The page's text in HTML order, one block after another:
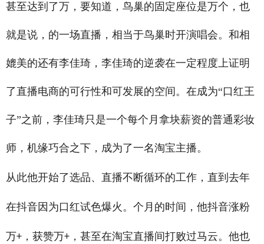
甚至达到了万，要知道，鸟巢的固定座位是万个，也
就是说，的一场直播，相当于鸟巢时开演唱会。和相
媲美的还有李佳琦，李佳琦的逆袭在一定程度上证明
了直播电商的可行性和可发展的空间。在成为“口红王
子”之前，李佳琦只是一个每个月拿块薪资的普通彩妆
师，机缘巧合之下，成为了一名淘宝主播。
从此他开始了选品、直播不断循环的工作，直到去年
在抖音因为口红试色爆火。个月的时间，他抖音涨粉
万+ ，获赞万+ ，甚至在淘宝直播间打败过马云。他也